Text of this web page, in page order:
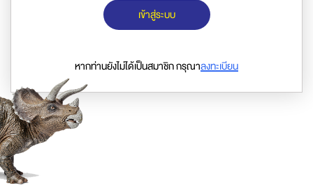
เข้าสู่ระบบ
หากท่านยังไม่ได้เป็นสมาชิก กรุณาลงทะเบียน